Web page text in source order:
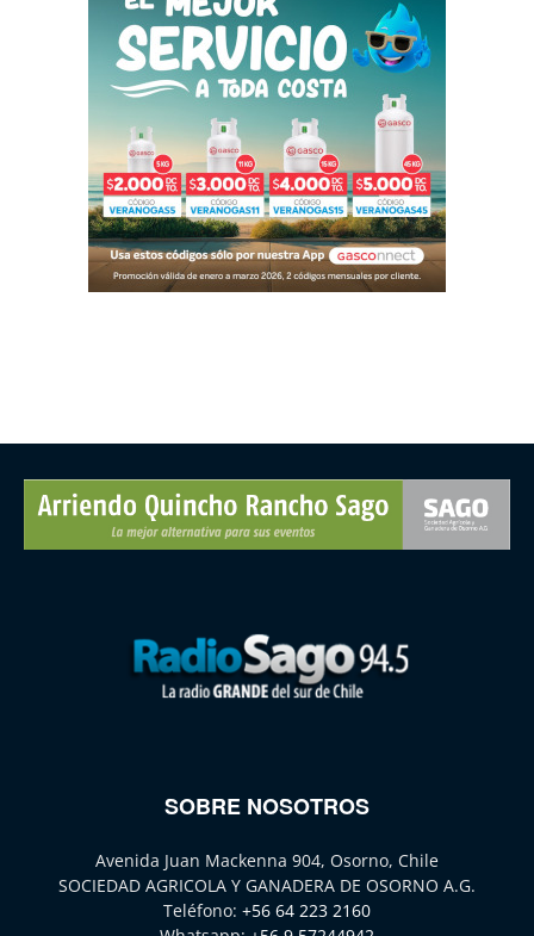
SOBRE NOSOTROS
Avenida Juan Mackenna 904, Osorno, Chile
SOCIEDAD AGRICOLA Y GANADERA DE OSORNO A.G.
Teléfono: +56 64 223 2160